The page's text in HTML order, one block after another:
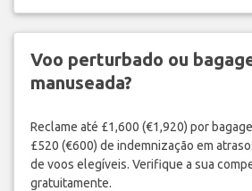
Voo perturbado ou
manuseada?
Reclame até £1,600 (€1,920) por
£520 (€600) de indemnização em
de voos elegíveis. Verifique a sua
gratuitamente.